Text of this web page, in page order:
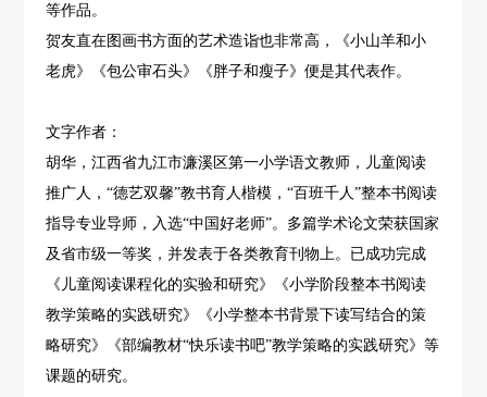
等作品。
贺友直在图画书方面的艺术造诣也非常高，《小山羊和小
老虎》《包公审石头》《胖子和瘦子》便是其代表作。
文字作者：
胡华，江西省九江市濂溪区第一小学语文教师，儿童阅读
推广人，“德艺双馨”教书育人楷模，“百班千人”整本书阅读
指导专业导师，入选“中国好老师”。多篇学术论文荣获国家
及省市级一等奖，并发表于各类教育刊物上。已成功完成
《儿童阅读课程化的实验和研究》《小学阶段整本书阅读
教学策略的实践研究》《小学整本书背景下读写结合的策
略研究》《部编教材“快乐读书吧”教学策略的实践研究》等
课题的研究。